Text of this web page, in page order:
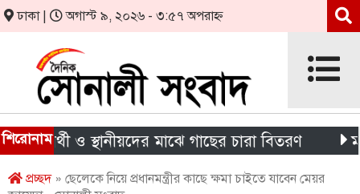
ঢাকা | অগাস্ট ৯, ২০২৬ - ৩:৫৭ অপরাহ্ন
শিরোনামও স্থানীয়দের মাঝে গাছের চারা বিতরণ
প্রচ্ছদ» ছেলেকে নিয়ে প্রধানমন্ত্রীর কাছে ক্ষমা চাইতে যাবেন মেয়র